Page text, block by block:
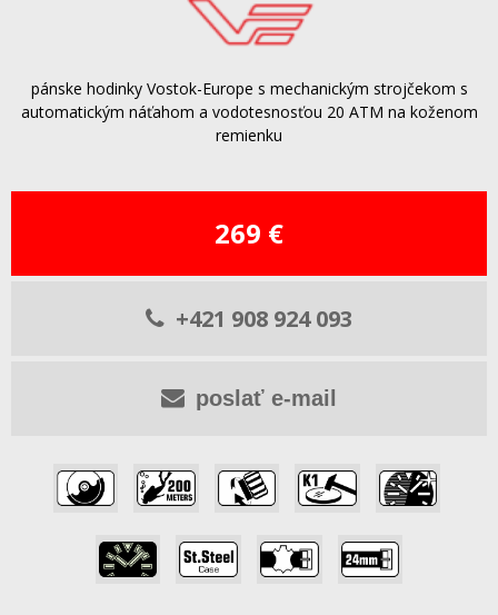
pánske hodinky Vostok-Europe s mechanickým strojčekom s
automatickým náťahom a vodotesnosťou 20 ATM na koženom
remienku
269 €
+421 908 924 093
poslať e-mail